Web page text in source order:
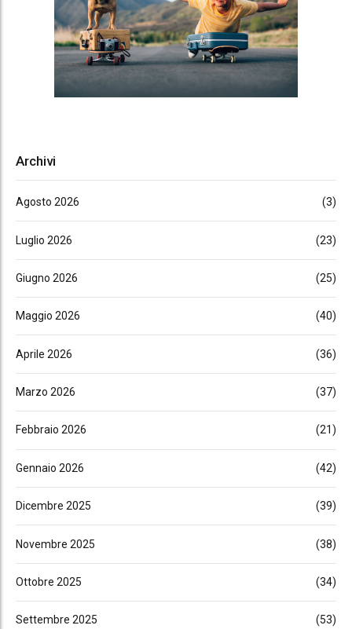
Archivi
Agosto 2026 (3)
Luglio 2026 (23)
Giugno 2026 (25)
Maggio 2026 (40)
Aprile 2026 (36)
Marzo 2026 (37)
Febbraio 2026 (21)
Gennaio 2026 (42)
Dicembre 2025 (39)
Novembre 2025 (38)
Ottobre 2025 (34)
Settembre 2025 (53)